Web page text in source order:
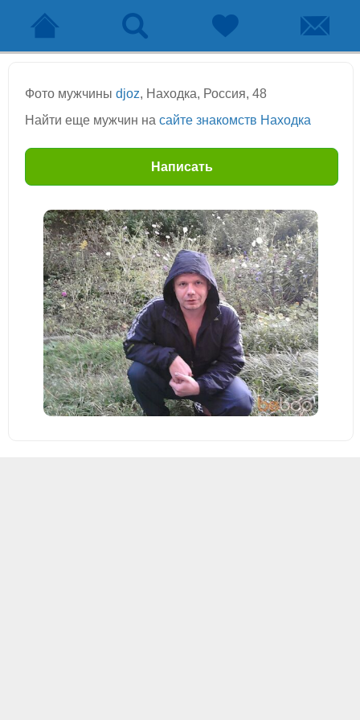
Фото мужчины djoz, Находка, Россия, 48
Найти еще мужчин на сайте знакомств Находка
Написать